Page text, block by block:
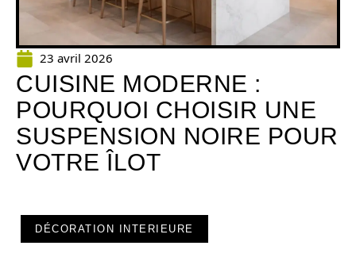
23 avril 2026
CUISINE MODERNE :
POURQUOI CHOISIR UNE
SUSPENSION NOIRE POUR
VOTRE ÎLOT
DÉCORATION INTERIEURE